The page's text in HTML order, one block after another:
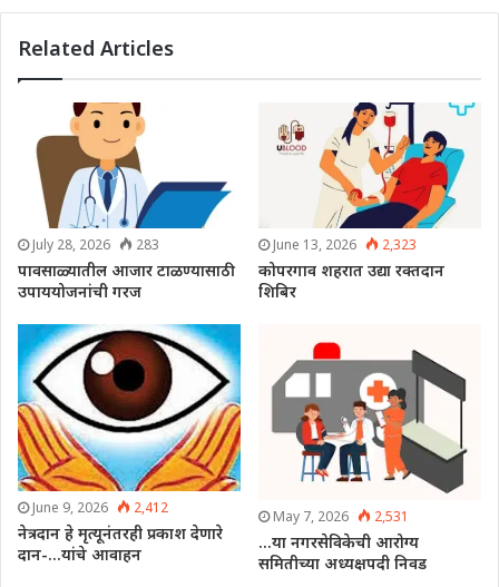
Related Articles
July 28, 2026 283
पावसाळ्यातील आजार टाळण्यासाठी
उपाययोजनांची गरज
June 13, 2026 2,323
कोपरगाव शहरात उद्या रक्तदान
शिबिर
June 9, 2026 2,412
नेत्रदान हे मृत्यूनंतरही प्रकाश देणारे
दान-…यांचे आवाहन
May 7, 2026 2,531
…या नगरसेविकेची आरोग्य
समितीच्या अध्यक्षपदी निवड